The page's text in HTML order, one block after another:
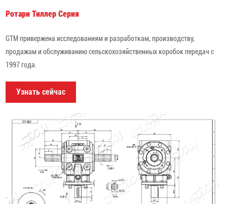
Ротари Тиллер Серия
GTM привержена исследованиям и разработкам, производству,
продажам и обслуживанию сельскохозяйственных коробок передач с
1997 года.
Узнать сейчас